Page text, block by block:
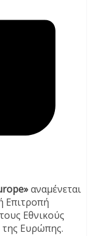
αναμένεται
Επιτροπή
Εθνικούς
Ευρώπης.